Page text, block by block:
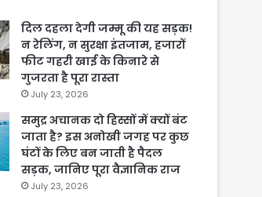
दिल दहला देगी जम्मू की यह सड़क!
न रेलिंग, न सुरक्षा इंतजाम, हजारों
फीट गहरी खाई के किनारे से
गुजरता है पूरा रास्ता
July 23, 2026
समुद्र अचानक दो हिस्सों में क्यों बंट
जाता है? इस अनोखी जगह पर कुछ
घंटों के लिए बन जाती है पैदल
सड़क, जानिए पूरा वैज्ञानिक राज
July 23, 2026